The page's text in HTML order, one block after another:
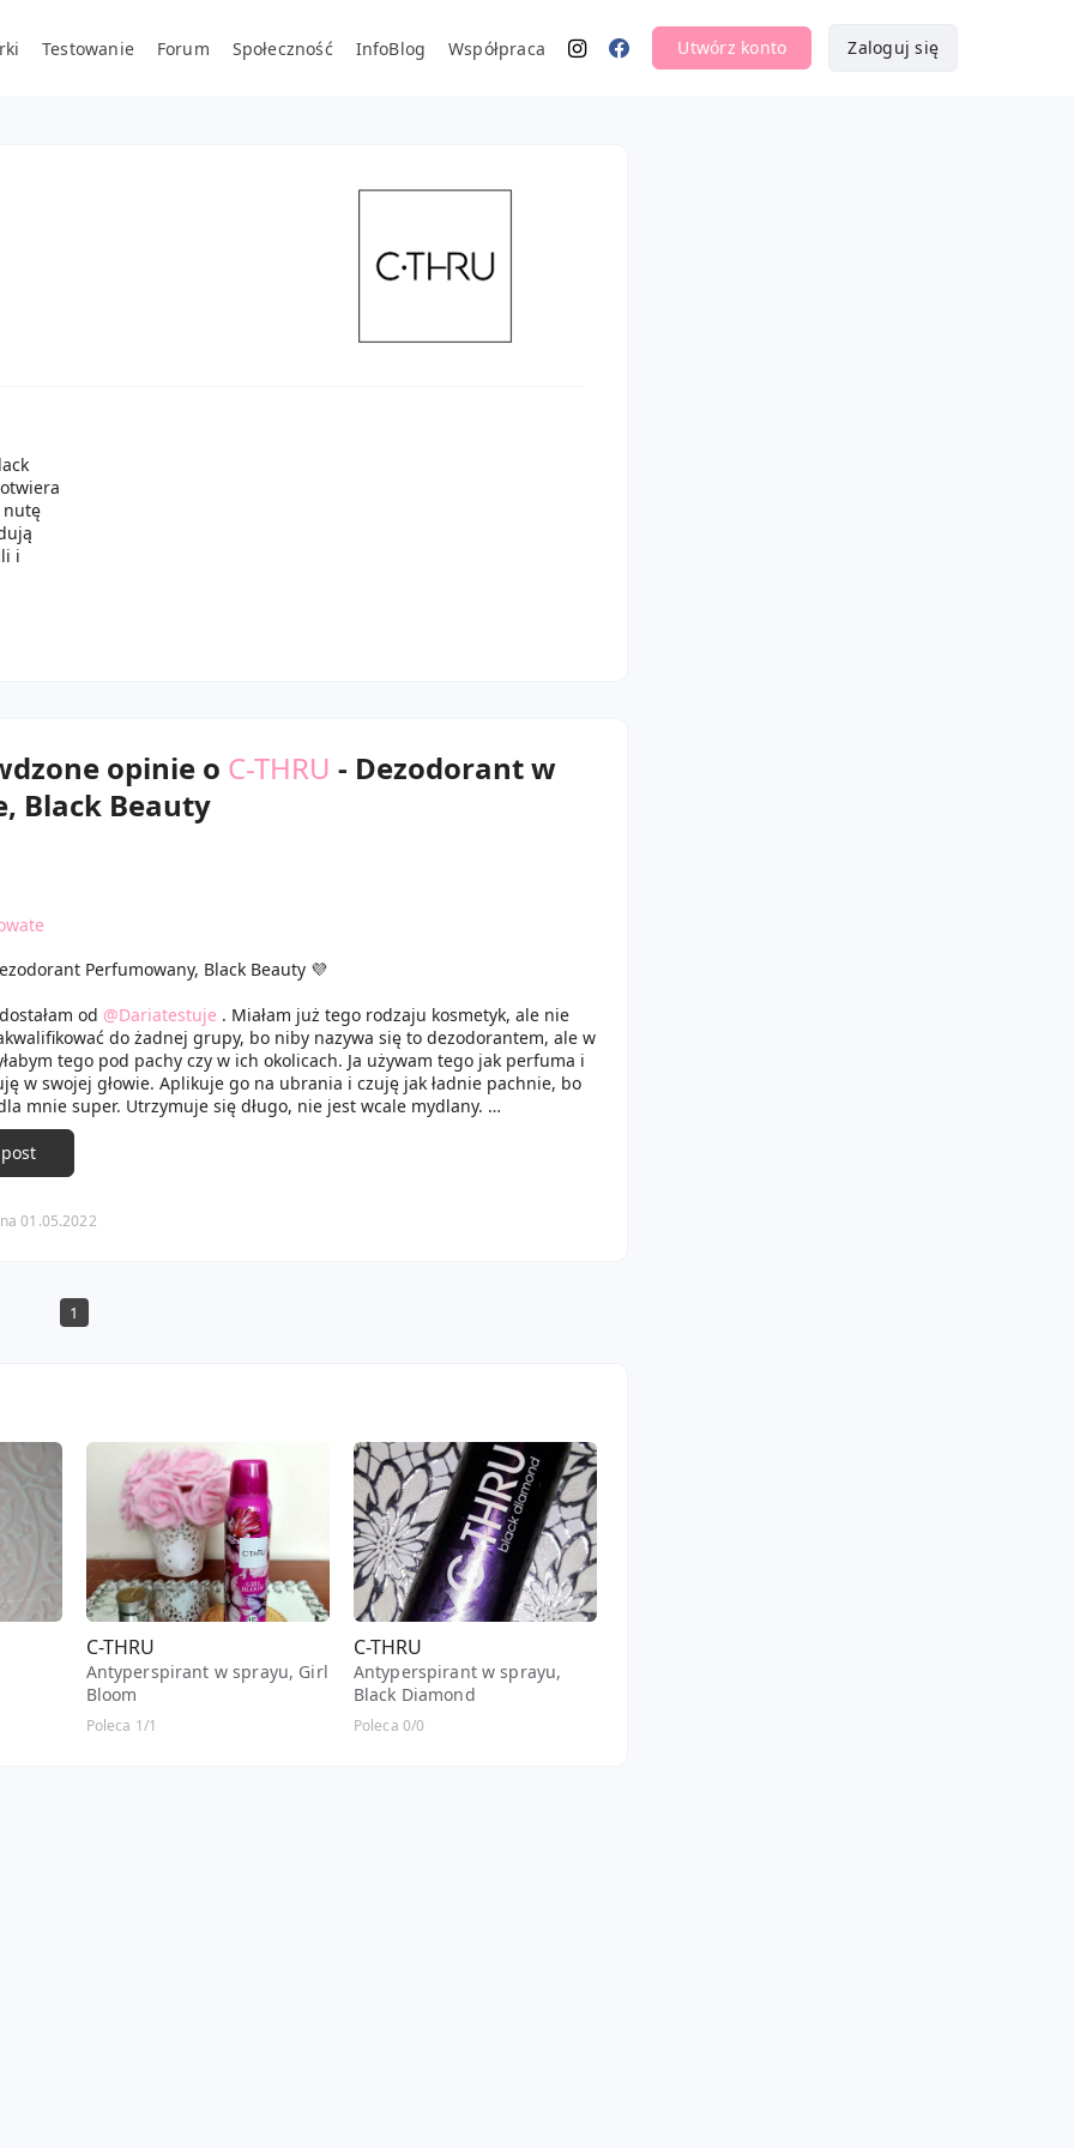
Testowanie Forum Społeczność InfoBlog Współpraca Utwórz konto Zaloguj się
nutę
i
opinie o C-THRU - Dezodorant w
Black Beauty
Perfumowany, Black Beauty 💜
od @Dariatestuje . Miałam już tego rodzaju kosmetyk, ale nie
do żadnej grupy, bo niby nazywa się to dezodorantem, ale w
tego pod pachy czy w ich okolicach. Ja używam tego jak perfuma i
w swojej głowie. Aplikuje go na ubrania i czuję jak ładnie pachnie, bo
mnie super. Utrzymuje się długo, nie jest wcale mydlany.
akordy ozonowe, zimne przyprawy
orchidea
bursztyn, drzewo sandałowe.
01.05.2022
1
C-THRU
Antyperspirant w sprayu, Girl
Bloom
Poleca 1/1
C-THRU
Antyperspirant w sprayu,
Black Diamond
Poleca 0/0